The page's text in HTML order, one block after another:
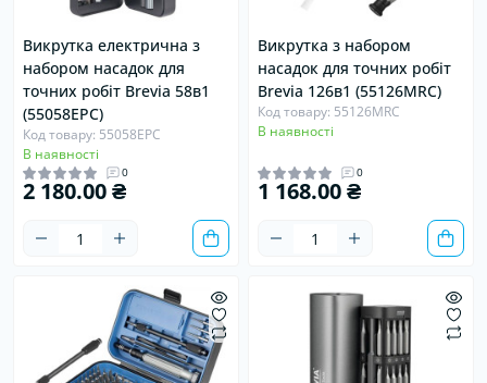
Викрутка електрична з
набором насадок для
точних робіт Brevia 58в1
(55058EPC)
Код товару: 55058EPC
В наявності
0
2 180.00 ₴
Викрутка з набором
насадок для точних робіт
Brevia 126в1 (55126MRC)
Код товару: 55126MRC
В наявності
0
1 168.00 ₴